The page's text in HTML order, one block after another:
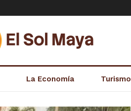
La Economía Turismo